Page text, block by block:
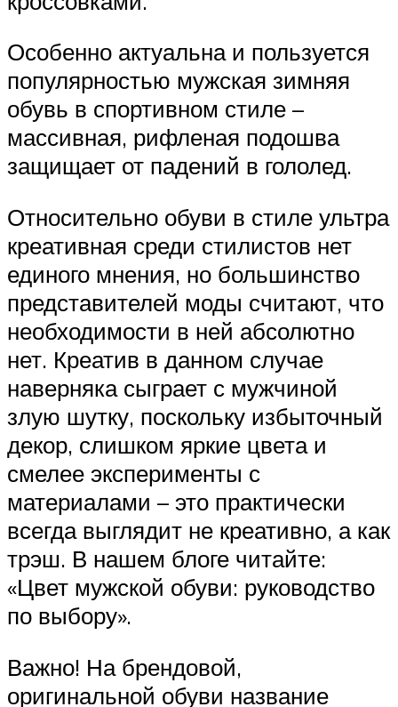
Особенно актуальна и пользуется
популярностью мужская зимняя
обувь в спортивном стиле –
массивная, рифленая подошва
защищает от падений в гололед.
Относительно обуви в стиле ультра
креативная среди стилистов нет
единого мнения, но большинство
представителей моды считают, что
необходимости в ней абсолютно
нет. Креатив в данном случае
наверняка сыграет с мужчиной
злую шутку, поскольку избыточный
декор, слишком яркие цвета и
смелее эксперименты с
материалами – это практически
всегда выглядит не креативно, а как
трэш. В нашем блоге читайте:
«Цвет мужской обуви: руководство
по выбору».
Важно! На брендовой,
оригинальной обуви название